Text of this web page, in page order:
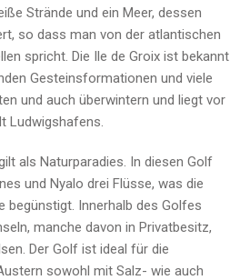
Strände und ein Meer, dessen
so dass man von der atlantischen
spricht. Die Ile de Groix ist bekannt
Gesteinsformationen und viele
und auch überwintern und liegt vor
Ludwigshafens.
als Naturparadies. In diesen Golf
und Nyalo drei Flüsse, was die
begünstigt. Innerhalb des Golfes
manche davon in Privatbesitz,
Der Golf ist ideal für die
sowohl mit Salz- wie auch